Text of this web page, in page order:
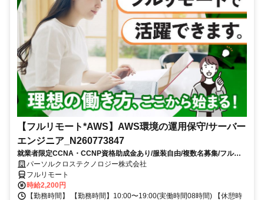
【フルリモート*AWS】AWS環境の運用保守/サーバー
エンジニア_N260773847
就業者限定CCNA・CCNP資格助成金あり/服装自由/複数名募集/フルリ
モートワーク/8月スタート/10時開始/大手通信事業関連会社勤務
パーソルクロステクノロジー株式会社
フルリモート
時給2,200円
【勤務時間】 【勤務時間】10:00〜19:00(実働時間08時間) 【休憩時